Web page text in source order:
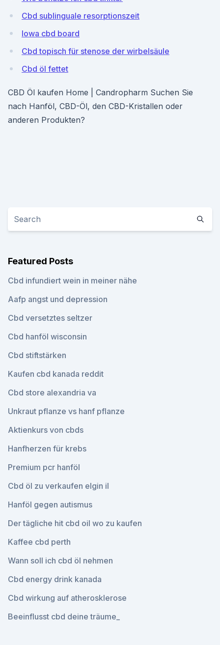
Cbd sublinguale resorptionszeit
Iowa cbd board
Cbd topisch für stenose der wirbelsäule
Cbd öl fettet
CBD Öl kaufen Home | Candropharm Suchen Sie
nach Hanföl, CBD-Öl, den CBD-Kristallen oder
anderen Produkten?
Featured Posts
Cbd infundiert wein in meiner nähe
Aafp angst und depression
Cbd versetztes seltzer
Cbd hanföl wisconsin
Cbd stiftstärken
Kaufen cbd kanada reddit
Cbd store alexandria va
Unkraut pflanze vs hanf pflanze
Aktienkurs von cbds
Hanfherzen für krebs
Premium pcr hanföl
Cbd öl zu verkaufen elgin il
Hanföl gegen autismus
Der tägliche hit cbd oil wo zu kaufen
Kaffee cbd perth
Wann soll ich cbd öl nehmen
Cbd energy drink kanada
Cbd wirkung auf atherosklerose
Beeinflusst cbd deine träume_